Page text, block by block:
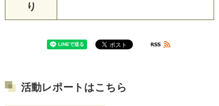
り
活動レポートはこちら